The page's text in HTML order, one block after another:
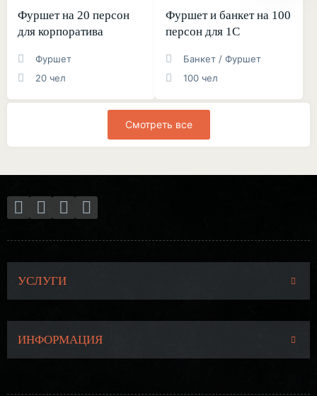
Фуршет на 20 персон
для корпоратива
Фуршет
20 чел
Фуршет и банкет на 100
персон для 1С
Банкет / Фуршет
100 чел
Смотреть все
УСЛУГИ
ИНФОРМАЦИЯ